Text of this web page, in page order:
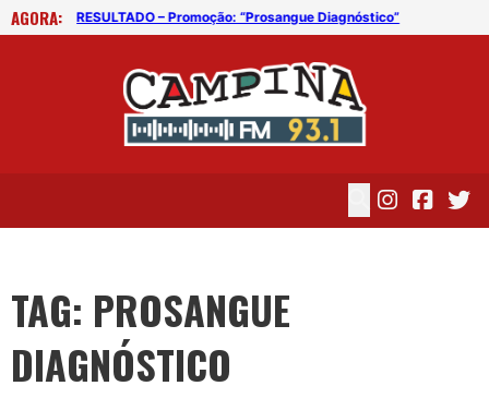
AGORA: RESULTADO – Promoção: “Prosangue Diagnóstico”
TAG: PROSANGUE
DIAGNÓSTICO